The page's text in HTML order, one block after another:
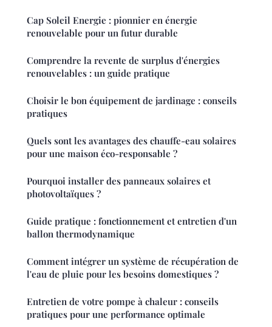
Cap Soleil Energie : pionnier en énergie
renouvelable pour un futur durable
Comprendre la revente de surplus d'énergies
renouvelables : un guide pratique
Choisir le bon équipement de jardinage : conseils
pratiques
Quels sont les avantages des chauffe-eau solaires
pour une maison éco-responsable ?
Pourquoi installer des panneaux solaires et
photovoltaïques ?
Guide pratique : fonctionnement et entretien d'un
ballon thermodynamique
Comment intégrer un système de récupération de
l'eau de pluie pour les besoins domestiques ?
Entretien de votre pompe à chaleur : conseils
pratiques pour une performance optimale